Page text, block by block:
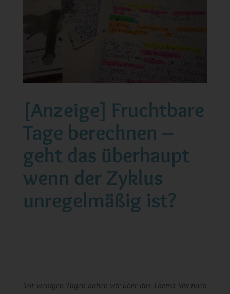
[Anzeige] Fruchtbare
Tage berechnen –
geht das überhaupt
wenn der Zyklus
unregelmäßig ist?
Vor wenigen Tagen haben wir über das Thema Sex nach